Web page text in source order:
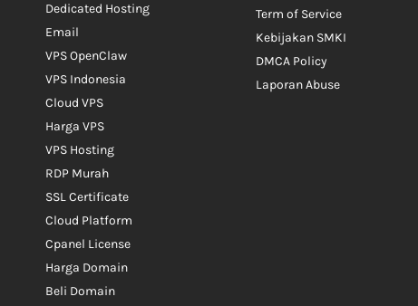
Dedicated Hosting
Email
VPS OpenClaw
VPS Indonesia
Cloud VPS
Harga VPS
VPS Hosting
RDP Murah
SSL Certificate
Cloud Platform
Cpanel License
Harga Domain
Beli Domain
Term of Service
Kebijakan SMKI
DMCA Policy
Laporan Abuse